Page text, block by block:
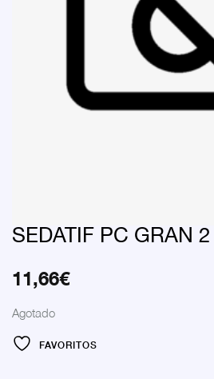
SEDATIF PC GRAN
11,66€
Agotado
FAVORITOS